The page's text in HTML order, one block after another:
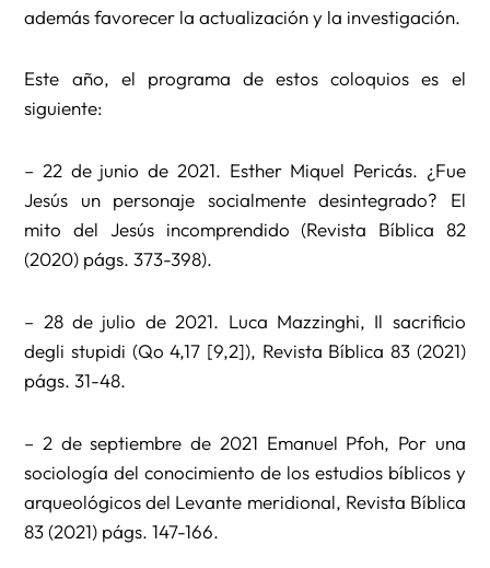
además favorecer la actualización y la investigación.
Este año, el programa de estos coloquios es el
siguiente:
– 22 de junio de 2021. Esther Miquel Pericás. ¿Fue
Jesús un personaje socialmente desintegrado? El
mito del Jesús incomprendido (Revista Bíblica 82
(2020) págs. 373-398).
– 28 de julio de 2021. Luca Mazzinghi, Il sacrificio
degli stupidi (Qo 4,17 [9,2]), Revista Bíblica 83 (2021)
págs. 31-48.
– 2 de septiembre de 2021 Emanuel Pfoh, Por una
sociología del conocimiento de los estudios bíblicos y
arqueológicos del Levante meridional, Revista Bíblica
83 (2021) págs. 147-166.